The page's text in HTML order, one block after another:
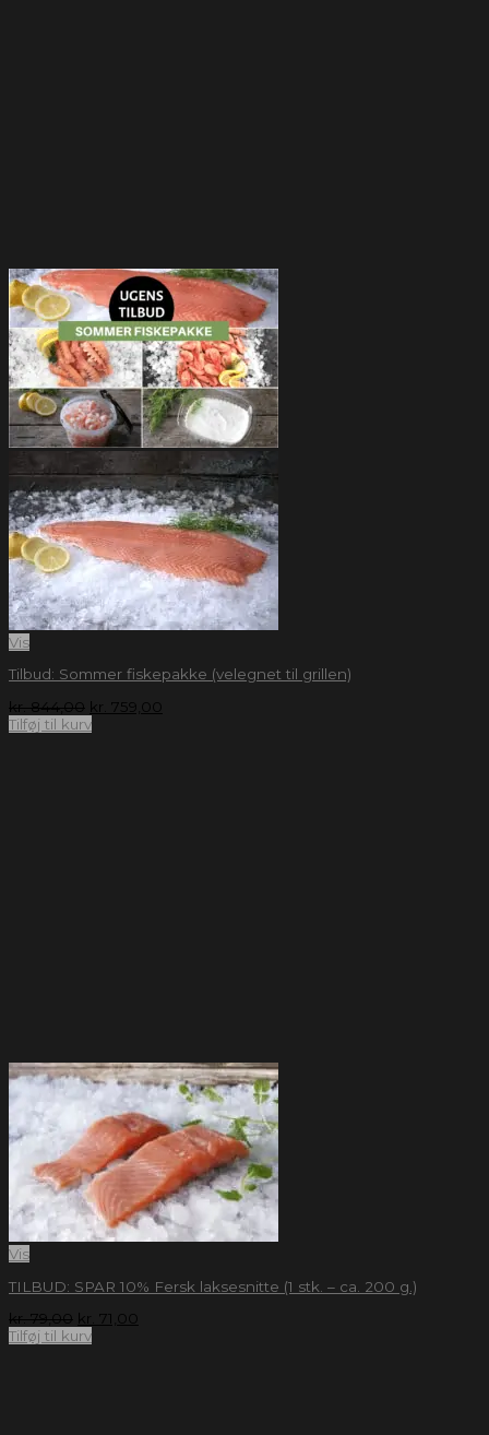
Vis
Tilbud: Sommer fiskepakke (velegnet til grillen)
kr.844,00 kr.
759,00
Tilføj til kurv
Vis
TILBUD: SPAR 10% Fersk laksesnitte (1 stk. – ca. 200 g.)
kr.79,00 kr.
71,00
Tilføj til kurv